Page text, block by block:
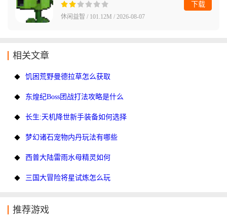
休闲益智 / 101.12M / 2026-08-07
下载
相关文章
饥困荒野曼德拉草怎么获取
东煌纪Boss团战打法攻略是什么
长生:天机降世新手装备如何选择
梦幻诸石宠物内丹玩法有哪些
西普大陆雷雨水母精灵如何
三国大冒险将星试炼怎么玩
推荐游戏